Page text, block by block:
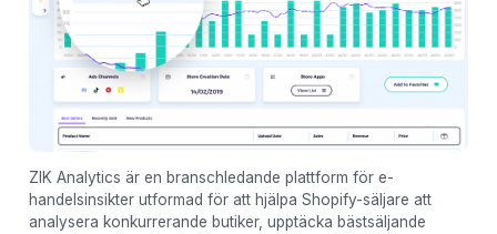
ZIK Analytics är en branschledande plattform för e-
handelsinsikter utformad för att hjälpa Shopify-säljare att
analysera konkurrerande butiker, upptäcka bästsäljande